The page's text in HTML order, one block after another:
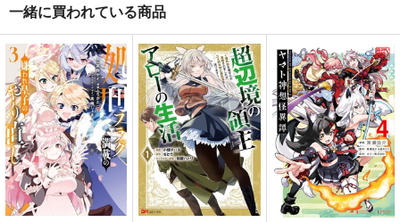
サンプル
カート カート
#クロエのお屋敷(4) -
Resonance of the St
ars-
めっちょり。
1,572円（税込）
クロエ・フォン・ベルン
シュタット
サンプル
作品詳細
#クロエのお屋
敷 My Favorite Thing
s
めっちょり
787円（税込）
クロエ・フォン・ベルン
シュタット
サンプル
作品詳細
【新刊セット】#クロ
エのお屋敷-
Interview with the Va
mpire-
めっちょり
7,072円（税込）
クロエ・フォン・ベルン
シュタット
サンプル
作品詳細
一緒に買われている商品